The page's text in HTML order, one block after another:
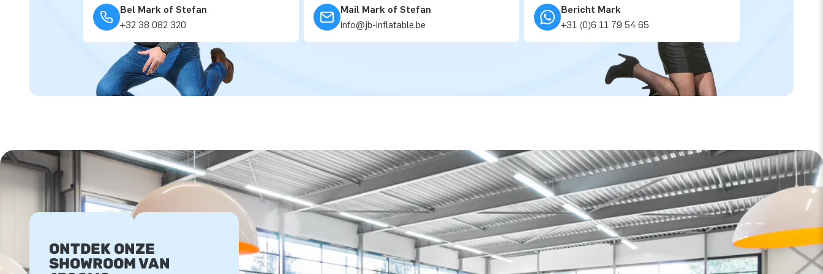
Bel Mark of Stefan
+32 38 082 320
Mail Mark of Stefan
info@jb-inflatable.be
Bericht Mark
+31 (0)6 11 79 54 65
ONTDEK ONZE
SHOWROOM VAN